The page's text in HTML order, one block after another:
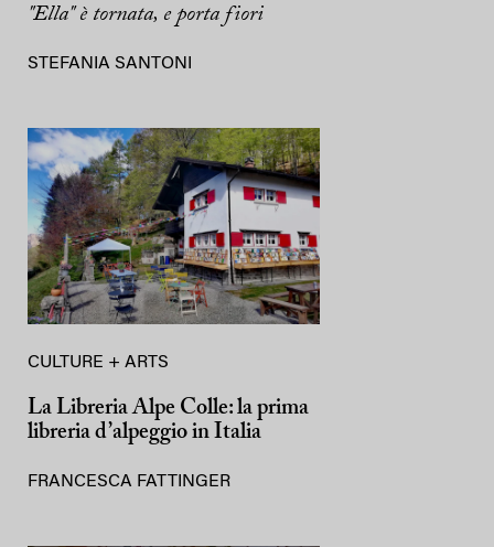
"Ella" è tornata, e porta fiori
STEFANIA SANTONI
CULTURE + ARTS
La Libreria Alpe Colle: la prima
libreria d’alpeggio in Italia
FRANCESCA FATTINGER